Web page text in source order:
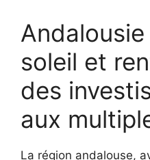
Andalousie : charme,
soleil et
des
aux
La région andalouse,